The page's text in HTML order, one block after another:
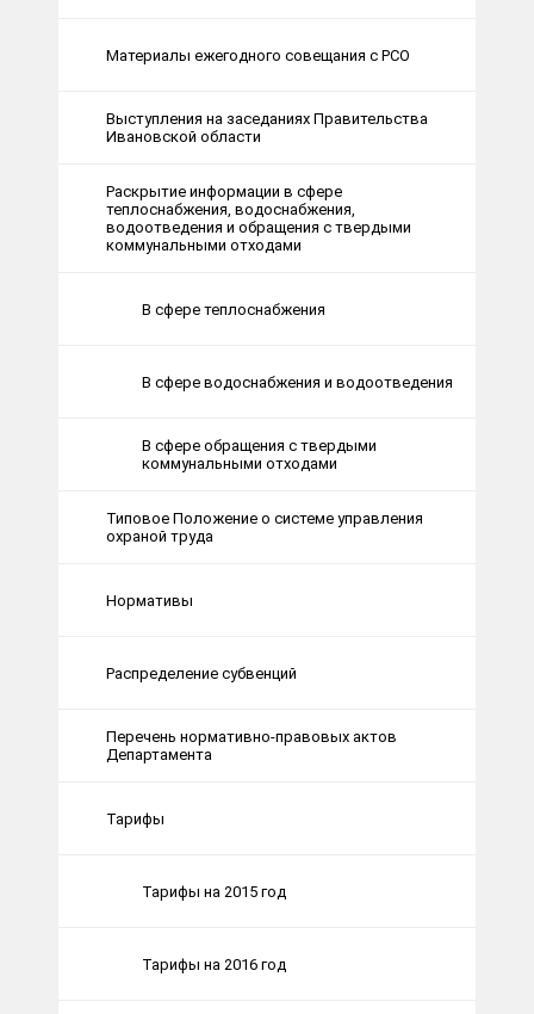
Материалы ежегодного совещания с РСО
Выступления на заседаниях Правительства
Ивановской области
Раскрытие информации в сфере
теплоснабжения, водоснабжения,
водоотведения и обращения с твердыми
коммунальными отходами
В сфере теплоснабжения
В сфере водоснабжения и водоотведения
В сфере обращения с твердыми
коммунальными отходами
Типовое Положение о системе управления
охраной труда
Нормативы
Распределение субвенций
Перечень нормативно-правовых актов
Департамента
Тарифы
Тарифы на 2015 год
Тарифы на 2016 год